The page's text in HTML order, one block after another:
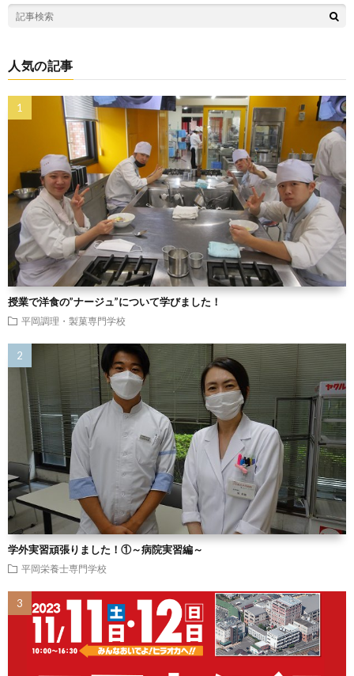
人気の記事
授業で洋食の”ナージュ”について学びました！
平岡調理・製菓専門学校
学外実習頑張りました！①～病院実習編～
平岡栄養士専門学校